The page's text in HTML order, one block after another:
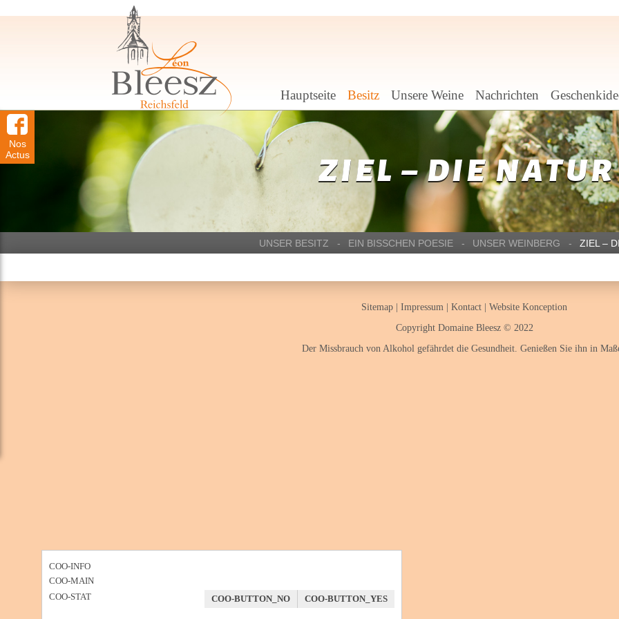
Hauptseite Besitz Unsere Weine Nachrichten
Nos
Actus
ZIEL – DIE NATUR
UNSER BESITZ EIN BISSCHEN POESIE UNSER WEINBERG ZIEL –
Sitemap Impressum Kontact
Website Konception
Copyright Domaine Bleesz © 2022
Der Missbrauch von Alkohol gefährdet die Gesundheit. Genießen Sie ihn in
COO-INFO
COO-MAIN
COO-STAT
COO-BUTTON_NO COO-BUTTON_YES